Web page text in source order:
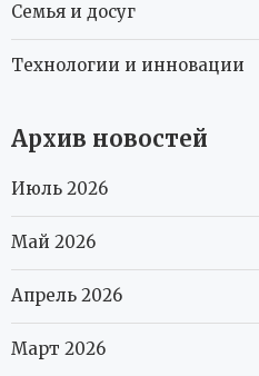
Семья и досуг
Технологии и инновации
Архив новостей
Июль 2026
Май 2026
Апрель 2026
Март 2026